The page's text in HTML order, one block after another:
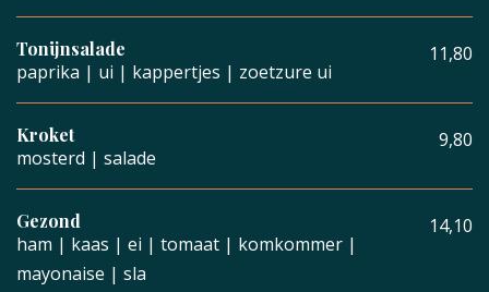
Tonijnsalade 11,80
paprika | ui | kappertjes | zoetzure ui
Kroket 9,80
mosterd | salade
Gezond 14,10
ham | kaas | ei | tomaat | komkommer |
mayonaise | sla